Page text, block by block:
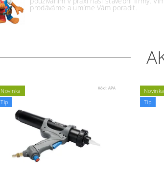
prodáváme a umíme Vám poradit.
Novinka
Tip
Kód: APA
Novinka
Tip